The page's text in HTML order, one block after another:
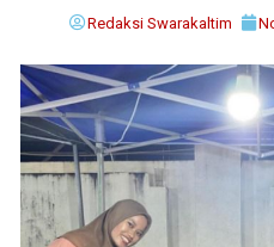
Redaksi Swarakaltim